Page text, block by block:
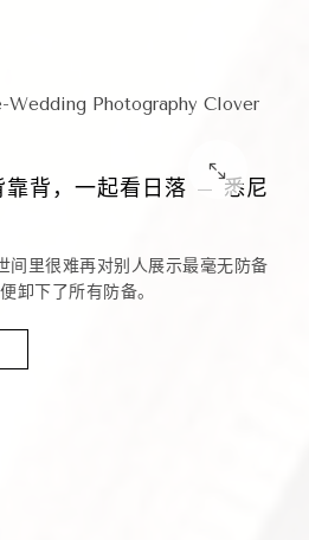
靠背，一起看日落 – 悉尼
间里很难再对别人展示最毫无防备
卸下了所有防备。